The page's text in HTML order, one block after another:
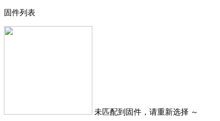
固件列表
未匹配到固件，请重新选择 ～